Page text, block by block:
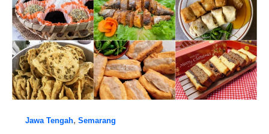
Jawa Tengah, Semarang